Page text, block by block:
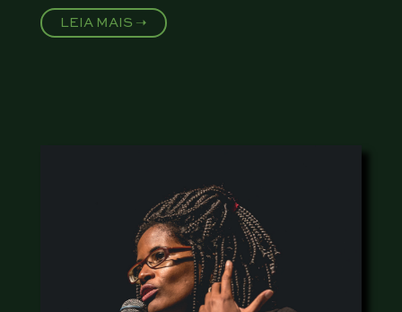
LEIA MAIS ➝